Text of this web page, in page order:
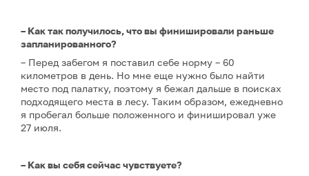
– Как так получилось, что вы финишировали раньше
запланированного?
– Перед забегом я поставил себе норму – 60
километров в день. Но мне еще нужно было найти
место под палатку, поэтому я бежал дальше в поисках
подходящего места в лесу. Таким образом, ежедневно
я пробегал больше положенного и финишировал уже
27 июля.
– Как вы себя сейчас чувствуете?